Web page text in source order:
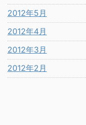
2012年5月
2012年4月
2012年3月
2012年2月